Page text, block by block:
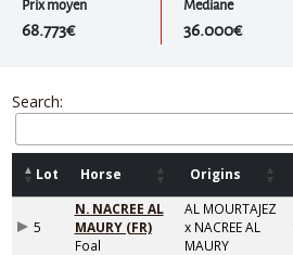
Prix moyen
68.773€
Mediane
36.000€
Search:
Lot Horse Origins
5
N. NACREE AL
MAURY (FR)
Foal
AL MOURTAJEZ
x NACREE AL
MAURY